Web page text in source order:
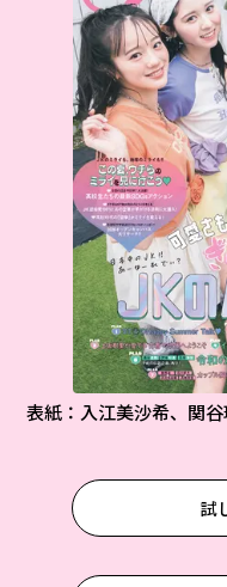
表紙：入江美沙希、関
試